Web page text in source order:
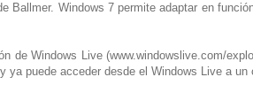
Ballmer. Windows 7 permite adaptar en
de Windows Live (www.windowslive.com/
ya puede acceder desde el Windows Live a un